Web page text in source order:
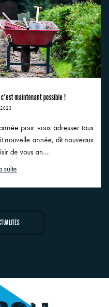
maintenant possible !
pour vous adresser tous
nouvelle année, dit nouveaux
de vous an...
suite